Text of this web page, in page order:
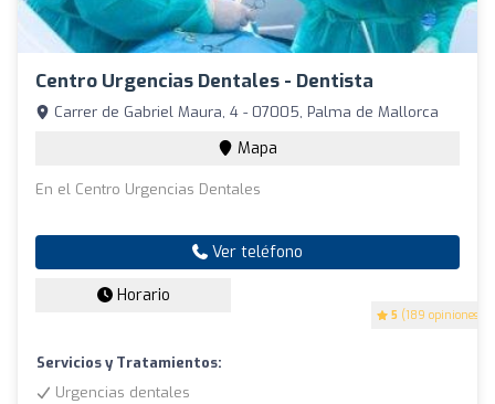
Centro Urgencias Dentales - Dentista
5 (189 opiniones)
Carrer de Gabriel Maura, 4 - 07005, Palma de Mallorca
Mapa
En el Centro Urgencias Dentales
Ver teléfono
Horario
Servicios y Tratamientos:
Urgencias dentales